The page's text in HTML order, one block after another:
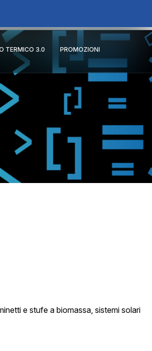
TERMICO 3.0 PROMOZIONI
e stufe a biomassa, sistemi solari